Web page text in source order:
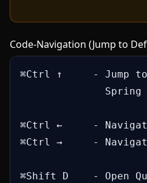
Code-Navigation (Jump to
⌘Ctrl ↑     - Jump
Spring
⌘Ctrl ←     -
⌘Ctrl →     -
⌘Shift D    - Open